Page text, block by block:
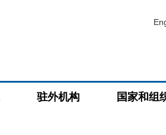
驻外机构 国家和组